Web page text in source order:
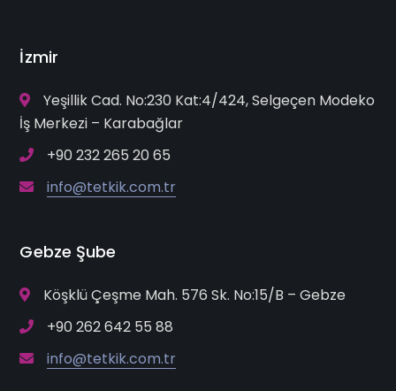
İzmir
Yeşillik Cad. No:230 Kat:4/424, Selgeçen Modeko
İş Merkezi – Karabağlar
+90 232 265 20 65
info@tetkik.com.tr
Gebze Şube
Köşklü Çeşme Mah. 576 Sk. No:15/B – Gebze
+90 262 642 55 88
info@tetkik.com.tr